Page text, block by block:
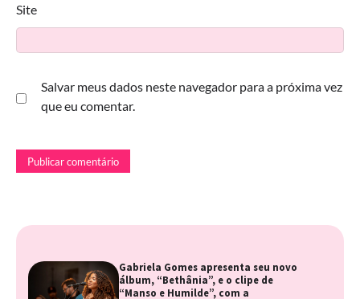
Site
Salvar meus dados neste navegador para a próxima vez
que eu comentar.
Gabriela Gomes apresenta seu novo
álbum, “Bethânia”, e o clipe de
“Manso e Humilde”, com a